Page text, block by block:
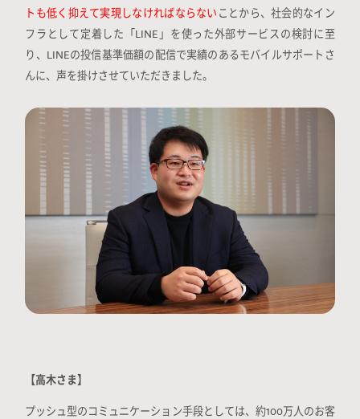
トも低く抑えて実現しなければならない ことから、社会的なイン
フラとして定着した「LINE」を使った外部サービスの検討に至
り、LINEの投信基準価額の配信で実績のあるモバイルサポートさ
んに、声を掛けさせていただきました。
【高木さま】
プッシュ型のコミュニケーション手段としては、約100万人のお客